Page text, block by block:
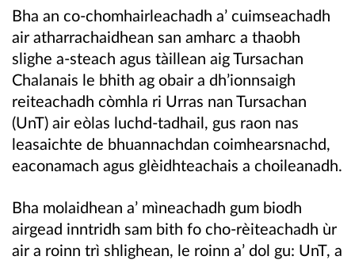
Bha an co-chomhairleachadh a’ cuimseachadh
air atharrachaidhean san amharc a thaobh
slighe a-steach agus tàillean aig Tursachan
Chalanais le bhith ag obair a dh’ionnsaigh
reiteachadh còmhla ri Urras nan Tursachan
(UnT) air eòlas luchd-tadhail, gus raon nas
leasaichte de bhuannachdan coimhearsnachd,
eaconamach agus glèidhteachais a choileanadh.
Bha molaidhean a’ mìneachadh gum biodh
airgead inntridh sam bith fo cho-rèiteachadh ùr
air a roinn trì shlighean, le roinn a’ dol gu: UnT, a